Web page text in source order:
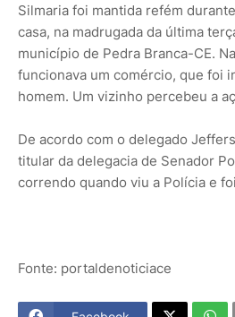
Silmaria foi mantida refém
casa, na madrugada da última
município de Pedra Branca-CE.
funcionava um comércio, que foi
homem. Um vizinho percebeu a
De acordo com o delegado
titular da delegacia de Senador
correndo quando viu a Polícia e
Fonte: portaldenoticiace